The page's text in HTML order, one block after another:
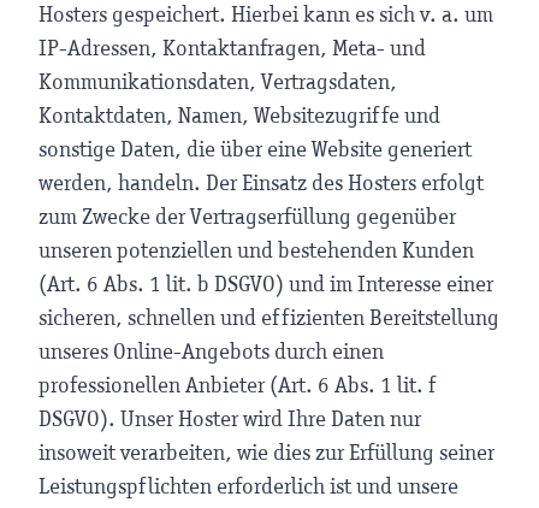
Hosters gespeichert. Hierbei kann es sich v. a. um
IP-Adressen, Kontaktanfragen, Meta- und
Kommunikationsdaten, Vertragsdaten,
Kontaktdaten, Namen, Websitezugriffe und
sonstige Daten, die über eine Website generiert
werden, handeln. Der Einsatz des Hosters erfolgt
zum Zwecke der Vertragserfüllung gegenüber
unseren potenziellen und bestehenden Kunden
(Art. 6 Abs. 1 lit. b DSGVO) und im Interesse einer
sicheren, schnellen und effizienten Bereitstellung
unseres Online-Angebots durch einen
professionellen Anbieter (Art. 6 Abs. 1 lit. f
DSGVO). Unser Hoster wird Ihre Daten nur
insoweit verarbeiten, wie dies zur Erfüllung seiner
Leistungspflichten erforderlich ist und unsere